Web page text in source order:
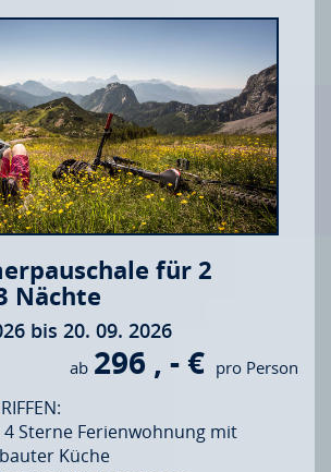
für 2
Nächte
bis 20. 09. 2026
ab 296 , - € pro Person
Sterne Ferienwohnung mit
Küche